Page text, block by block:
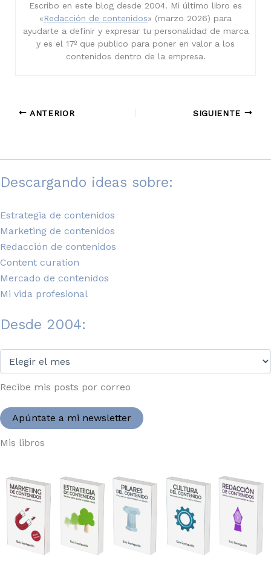
Escribo en este blog desde 2004. Mi último libro es
«Redacción de contenidos» (marzo 2026) para
ayudarte a definir y expresar tu personalidad de marca
y es el 17º que publico para poner en valor a los
contenidos dentro de la empresa.
ANTERIOR SIGUIENTE
Descargando ideas sobre:
Estrategia de contenidos
Marketing de contenidos
Redacción de contenidos
Content curation
Mercado de contenidos
Mi vida profesional
Desde 2004:
2004:
Recibe mis posts por correo
Apúntate a mi newsletter
Mis libros